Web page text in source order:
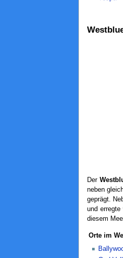
Der
neben
geprägt.
und
diesem
Orte im